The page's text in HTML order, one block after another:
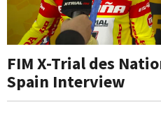
FIM X-Trial des
Spain Interview